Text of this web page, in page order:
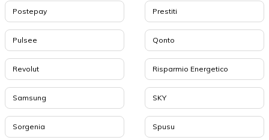
Postepay Prestiti
Pulsee Qonto
Revolut Risparmio Energetico
Samsung SKY
Sorgenia Spusu